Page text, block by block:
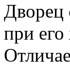
Дворец
при его